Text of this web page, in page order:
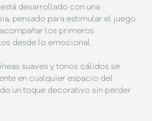
desarrollado con una
pensado para estimular el juego
los primeros
desde lo emocional.
suaves y tonos cálidos se
en cualquier espacio del
un toque decorativo sin perder